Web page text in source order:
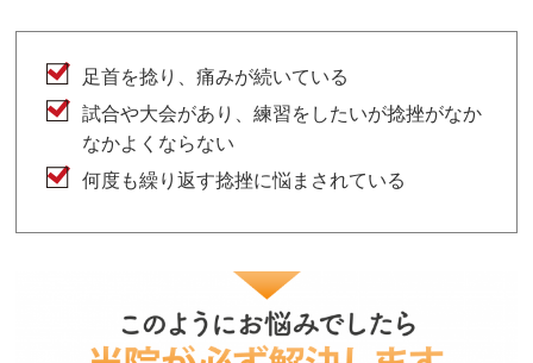
足首を捻り、痛みが続いている
試合や大会があり、練習をしたいが捻挫がなか
なかよくならない
何度も繰り返す捻挫に悩まされている